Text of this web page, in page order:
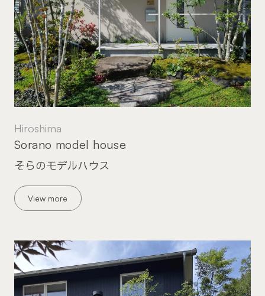
Hiroshima
そらのモデルハウス
Sorano model house
View more